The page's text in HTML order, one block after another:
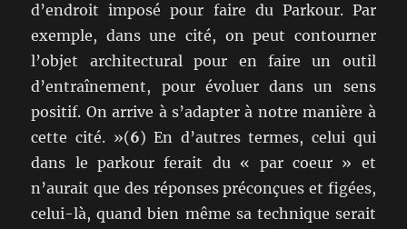
d’endroit imposé pour faire du Parkour. Par
exemple, dans une cité, on peut contourner
l’objet architectural pour en faire un outil
d’entraînement, pour évoluer dans un sens
positif. On arrive à s’adapter à notre manière à
cette cité. »(6) En d’autres termes, celui qui
dans le parkour ferait du « par coeur » et
n’aurait que des réponses préconçues et figées,
celui-là, quand bien même sa technique serait